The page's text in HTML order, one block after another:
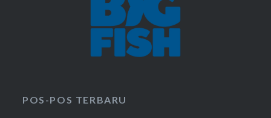
POS-POS TERBARU